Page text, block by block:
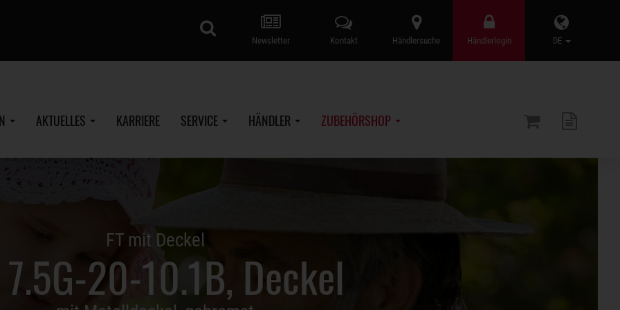
DE
Händlerlogin
Händlersuche
Kontakt
Newsletter
AKTUELLES KARRIERE SERVICE HÄNDLER ZUBEHÖRSHOP
FT mit Deckel
7.5G-20-10.1B, Deckel